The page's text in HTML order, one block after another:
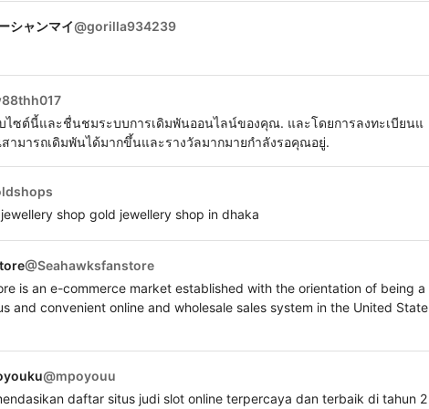
シャンマイ@gorilla934239
บไซต์นี้และชื่นชมระบบการเดิมพันออนไลน์ของคุณ. และโดยการลงทะเบียนแ
ามารถเดิมพันได้มากขึ้นและรางวัลมากมายกําลังรอคุณอยู่.
shop gold jewellery shop in dhaka
@Seahawksfanstore
is an e-commerce market established with the orientation of being a
and convenient online and wholesale sales system in the United State
@mpoyouu
daftar situs judi slot online terpercaya dan terbaik di tahun 2